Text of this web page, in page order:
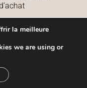
droits réservés
la meilleure
we are using or